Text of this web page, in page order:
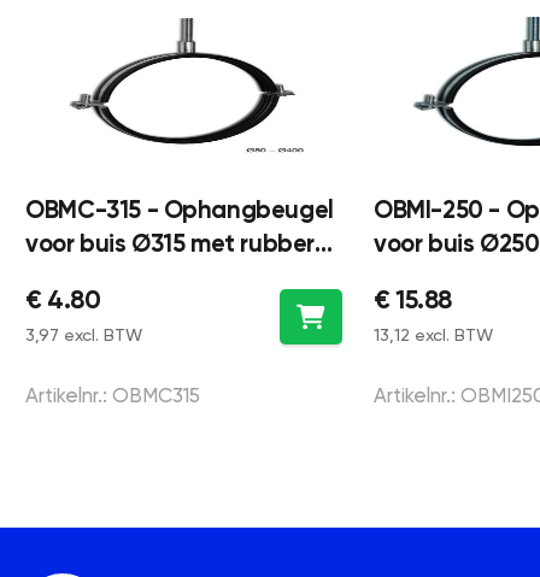
OBMC-315 - Ophangbeugel
voor buis Ø315 met rubber
€ 4.80
3,97 excl. BTW
Artikelnr.: OBMC315
OBMI-250 -
voor buis
€ 15.88
13,12 excl. BTW
Artikelnr.: